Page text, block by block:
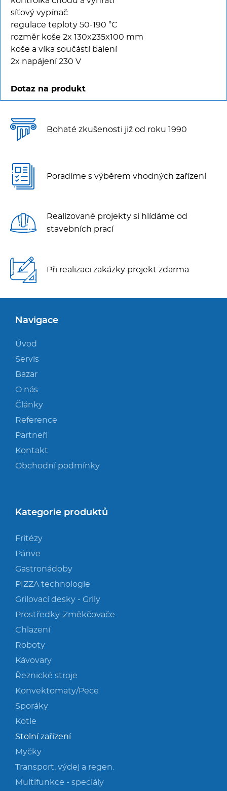
síťový vypínač
regulace teploty 50-190 °C
rozměr koše 2x 130x235x100 mm
koše a víka součástí balení
2x napájení 230 V
Dotaz na produkt
Bohaté zkušenosti již od roku 1990
Poradíme s výběrem vhodných zařízení
Realizované projekty si hlídáme od
stavebních prací
Při realizaci zakázky projekt zdarma
Navigace
Úvod
Servis
Bazar
O nás
Články
Reference
Partneři
Kontakt
Obchodní podmínky
Kategorie produktů
Fritézy
Pánve
Gastronádoby
PIZZA technologie
Grilovací desky - Grily
Prostředky-Změkčovače
Chlazení
Roboty
Kávovary
Řeznické stroje
Konvektomaty/Pece
Sporáky
Kotle
Stolní zařízení
Myčky
Transport, výdej a regen.
Multifunkce - speciály